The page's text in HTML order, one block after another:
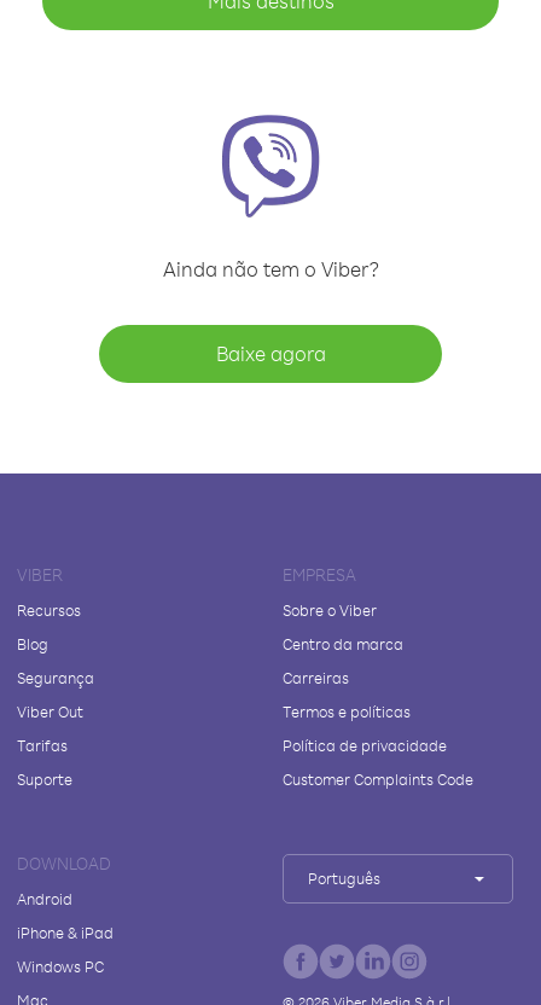
Ainda não tem o Viber?
Baixe agora
VIBER
Recursos
Blog
Segurança
Viber Out
Tarifas
Suporte
EMPRESA
Sobre o Viber
Centro da marca
Carreiras
Termos e políticas
Política de privacidade
Customer Complaints Code
DOWNLOAD
Android
iPhone & iPad
Windows PC
Mac
Português